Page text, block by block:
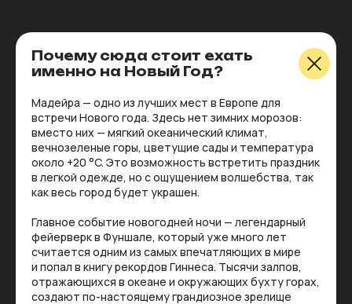
Почему сюда стоит ехать
именно на Новый Год?
Мадейра — одно из лучших мест в Европе для
встречи Нового года. Здесь нет зимних морозов:
вместо них — мягкий океанический климат,
вечнозеленые горы, цветущие сады и температура
около +20 °C. Это возможность встретить праздник
в легкой одежде, но с ощущением волшебства, так
как весь город будет украшен.
Главное событие новогодней ночи — легендарный
фейерверк в Фуншале, который уже много лет
считается одним из самых впечатляющих в мире
и попал в книгу рекордов Гиннеса. Тысячи залпов,
отражающихся в океане и окружающих бухту горах,
создают по-настоящему грандиозное зрелище